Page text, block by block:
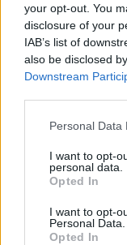
your opt-out. You
disclosure of your
IAB’s list of
also be disclosed
Downstream
Please note that
not limited to your
grant or deny
use your data for
consent section.
Personal Data
I want to opt-
personal data.
Opted In
I want to opt-
Personal Data.
Opted In
A vastag
hódít már jó
visszatért a
pontosan mikor
megmondani,
Melyik
múlt héten?
HorvathL •2010. július